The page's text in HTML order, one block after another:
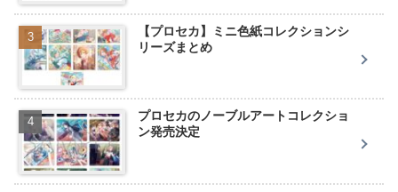
【プロセカ】ミニ色紙コレクションシ
リーズまとめ
プロセカのノーブルアートコレクショ
ン発売決定